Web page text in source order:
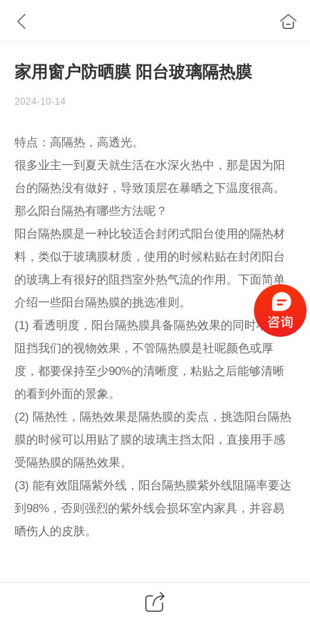
家用窗户防晒膜 阳台玻璃隔热膜
2024-10-14
特点：高隔热，高透光。
很多业主一到夏天就生活在水深火热中，那是因为阳
台的隔热没有做好，导致顶层在暴晒之下温度很高。
那么阳台隔热有哪些方法呢？
阳台隔热膜是一种比较适合封闭式阳台使用的隔热材
料，类似于玻璃膜材质，使用的时候粘贴在封闭阳台
的玻璃上有很好的阻挡室外热气流的作用。下面简单
介绍一些阳台隔热膜的挑选准则。
(1) 看透明度，阳台隔热膜具备隔热效果的同时不能够
阻挡我们的视物效果，不管隔热膜是社呢颜色或厚
度，都要保持至少90%的清晰度，粘贴之后能够清晰
的看到外面的景象。
(2) 隔热性，隔热效果是隔热膜的卖点，挑选阳台隔热
膜的时候可以用贴了膜的玻璃主挡太阳，直接用手感
受隔热膜的隔热效果。
(3) 能有效阻隔紫外线，阳台隔热膜紫外线阻隔率要达
到98%，否则强烈的紫外线会损坏室内家具，并容易
晒伤人的皮肤。